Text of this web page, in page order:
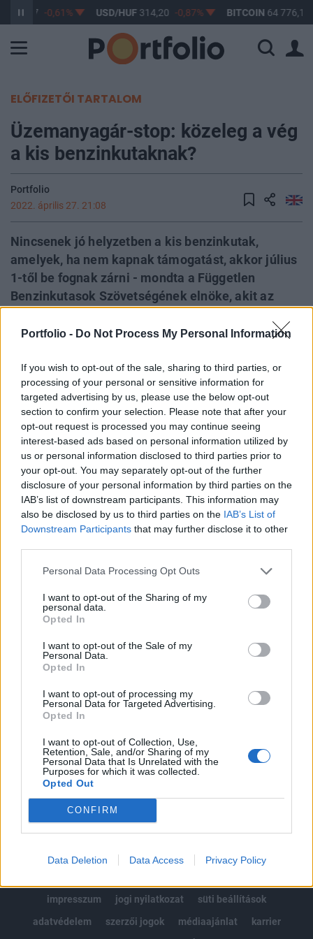
Portfolio - Do Not Process My Personal Information
If you wish to opt-out of the sale, sharing to third parties, or
processing of your personal or sensitive information for
targeted advertising by us, please use the below opt-out
section to confirm your selection. Please note that after your
opt-out request is processed you may continue seeing
interest-based ads based on personal information utilized by
us or personal information disclosed to third parties prior to
your opt-out. You may separately opt-out of the further
disclosure of your personal information by third parties on the
IAB’s list of downstream participants. This information may
also be disclosed by us to third parties on the IAB’s List of
Downstream Participants that may further disclose it to other
Personal Data Processing Opt Outs
I want to opt-out of the Sharing of my
personal data.
Opted In
I want to opt-out of the Sale of my
Personal Data.
Opted In
I want to opt-out of processing my
Personal Data for Targeted Advertising.
Opted In
I want to opt-out of Collection, Use,
Retention, Sale, and/or Sharing of my
Personal Data that Is Unrelated with the
Purposes for which it was collected.
Opted Out
CONFIRM
Data Deletion Data Access Privacy Policy
363,17 -0,61% USD/HUF314,20 -0,87% BITCOIN 64 776,12
ELŐFIZETŐI TARTALOM
Üzemanyagár-stop: közeleg a vég
a kis benzinkutaknak?
Portfolio
2022. április 27. 21:08
Nincsenek jó helyzetben a kis benzinkutak,
amelyek, ha nem kapnak támogatást, akkor július
1-től be fognak zárni - mondta a Független
Benzinkutasok Szövetségének elnöke, akit az
ma döntött az üzemanyagárak árstopjának
Orbán Viktor miniszterelnök ma jelentette be, hogy a
kormány döntése szerint július 1-jéig meghosszabbítják az
üzemanyagok árstopját. A bejelentést követően az
Indexnek Egri Gábor, a Független Benzinkutasok
Szövetségének elnöke azt is elmondta, hogy a kis
benzinkutak már most is padlón és csődközeli helyzetben
vannak. Velük párhuzamosan a profitot nézve a Mol
történelmi...
A keresett cikk a portfolio.hu hírarchívumához
regisztrációhoz kötött.
Portfolio.hu teljes cikkarchívum
Kötéslisták: BÉT elmúlt 2 év napon belüli
MÁR ELŐFIZETŐNK VAGY?BEJELENTKEZÉS
impresszum
jogi nyilatkozat
süti beállítások
adatvédelem
szerzői jogok médiaajánlat
karrier